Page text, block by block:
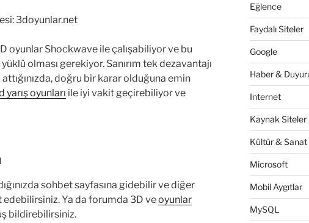
oyunlar Shockwave ile çalışabiliyor ve bu
olması gerekiyor. Sanırım tek dezavantajı
doğru bir karar olduğuna emin
yarış oyunları ile iyi vakit geçirebiliyor ve
sohbet sayfasına gidebilir ve diğer
Ya da forumda 3D veoyunlar
bildirebilirsiniz.
Eğlence
Faydalı Siteler
Google
Haber &
Internet
Kaynak Siteler
Kültür & Sanat
Microsoft
Mobil Aygıtlar
MySQL